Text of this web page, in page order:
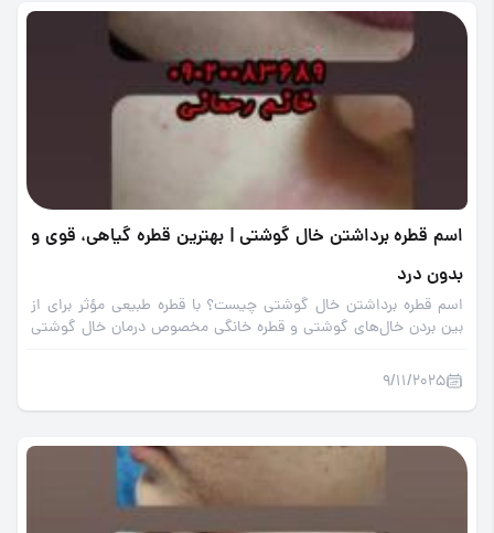
اسم قطره برداشتن خال گوشتی | بهترین قطره گیاهی، قوی و
بدون درد
اسم قطره برداشتن خال گوشتی چیست؟ با قطره طبیعی مؤثر برای از
بین بردن خال‌های گوشتی و قطره خانگی مخصوص درمان خال گوشتی
9/11/2025